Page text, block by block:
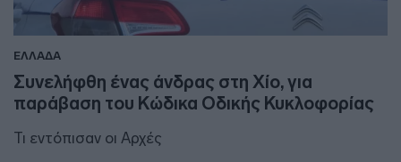
ΕΛΛΑΔΑ
Συνελήφθη ένας άνδρας στη Χίο, για
παράβαση του Κώδικα Οδικής Κυκλοφορίας
Τι εντόπισαν οι Αρχές